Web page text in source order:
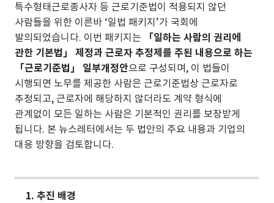
특수형태근로종사자 등 근로기준법이 적용되지 않던
사람들을 위한 이른바 ‘일법 패키지’가 국회에
발의되었습니다. 이번 패키지는
「일하는 사람의 권리에
관한 기본법」 제정과 근로자 추정제를 주된 내용으로 하는
「근로기준법」 일부개정안으로 구성되며, 이 법들이
시행되면 노무를 제공한 사람은 근로기준법상 근로자로
추정되고, 근로자에 해당하지 않더라도 계약 형식에
관계없이 모든 일하는 사람은 기본적인 권리를 보장받게
됩니다. 본 뉴스레터에서는 두 법안의 주요 내용과 기업의
대응 방향을 검토합니다.
1.추진 배경